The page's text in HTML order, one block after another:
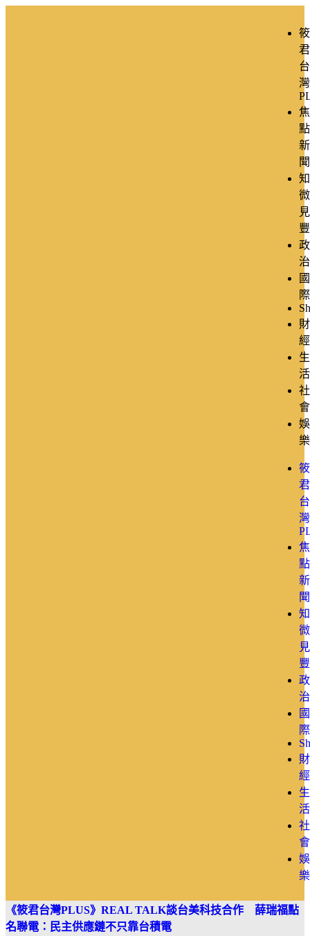
筱
君
台
灣
焦
點
新
聞
知
微
見
豐
政
治
國
際
財
經
生
活
社
會
娛
樂
筱
君
台
灣
焦
點
新
聞
知
微
見
豐
政
治
國
際
財
經
生
活
社
會
娛
樂
《筱君台灣PLUS》REAL TALK談台美科技合作 薛瑞福點
名聯電：民主供應鏈不只靠台積電